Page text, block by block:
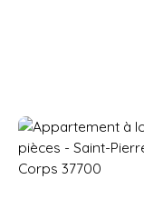
Estimation